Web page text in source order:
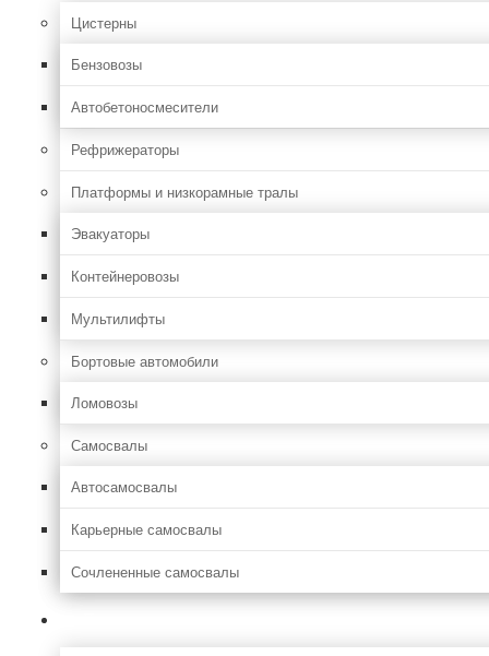
Цистерны
Бензовозы
Автобетоносмесители
Рефрижераторы
Платформы и низкорамные тралы
Эвакуаторы
Контейнеровозы
Мультилифты
Бортовые автомобили
Ломовозы
Самосвалы
Автосамосвалы
Карьерные самосвалы
Сочлененные самосвалы